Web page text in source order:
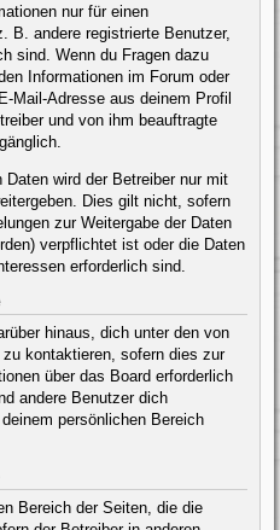
nur für einen
B. andere registrierte Benutzer,
sind. Wenn du Fragen dazu
Informationen im Forum oder
Mail-Adresse aus deinem Profil
und von ihm beauftragte
wird der Betreiber nur mit
Dies gilt nicht, sofern
zur Weitergabe der Daten
verpflichtet ist oder die Daten
erforderlich sind.
hinaus, dich unter den von
kontaktieren, sofern dies zur
über das Board erforderlich
andere Benutzer dich
persönlichen Bereich
Bereich der Seiten, die die